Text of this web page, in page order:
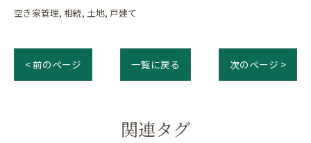
空き家管理 相続 土地 戸建て
< 前のページ 一覧に戻る 次のページ >
関連タグ